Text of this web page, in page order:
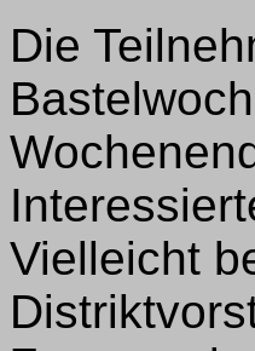
Die
Vielleicht